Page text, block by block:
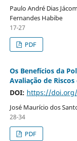
Paulo André Dias
Fernandes Habibe
17-27
PDF
Os Benefícios da
Avaliação de
DOI: https://doi.org/
José Maurício dos
28-34
PDF